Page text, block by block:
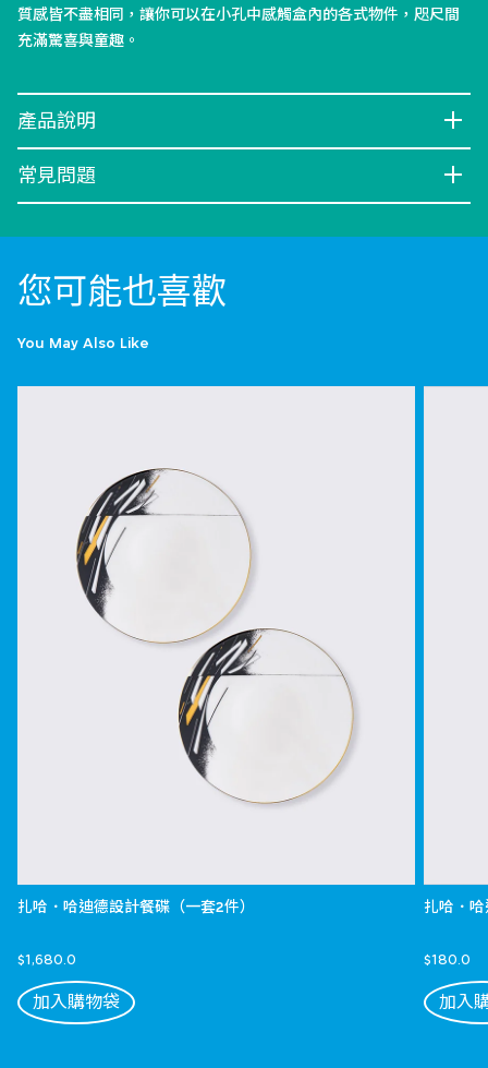
質感皆不盡相同，讓你可以在小孔中感觸盒內的各式物件，咫尺間
充滿驚喜與童趣。
產品說明
常見問題
您可能也喜歡
You May Also Like
扎哈．哈迪德設計餐碟（一套2件）
$1,680.0
加入購物袋
扎哈．
$180.0
加入